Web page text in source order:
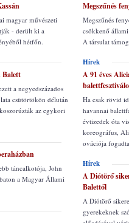
magyar művészeti
- derült ki a
hétfőn.
Balett
a negyedszázados
csütörtökön délután
az egykori
táncalkotója, John
a Magyar Állami
Megszűnés
Megszűnés
csökkenő
A társulat
Hírek
A 91 éves
Ha csak rövid
havannai
évtizedek óta
koreográfus,
ovációja
Hírek
A Diótörő
Balettől
A Diótörő
gyerekeknek